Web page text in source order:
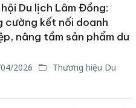
Du lịch Lâm Đồng:
cường kết nối doanh
nâng tầm sản phẩm du
2026
Thương hiệu Du